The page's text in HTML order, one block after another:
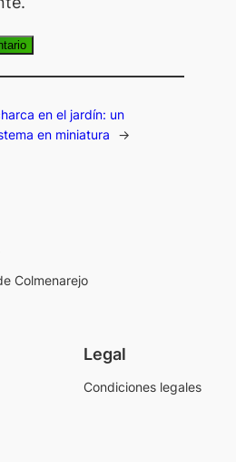
en el jardín: un
en miniatura
→
Colmenarejo
Legal
Condiciones legales